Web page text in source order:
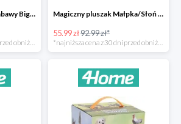
Dziecięcy zestaw do zabawy Big garage -36%
*najniższa cena z 30 dni przed obniżką
Magiczny pluszak Małpka/Słoń -40%
55.99 zł92.99 zł*
*najniższa cena z 30 dni przed obniżką